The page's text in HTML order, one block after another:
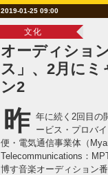
2019-01-25 09:00
文化
オーディショ
ス」、2月に
ン2
昨 年に続く2回目の
ービス・プロバ
便・電気通信事業体（
Telecommunications：
博す音楽オーディション